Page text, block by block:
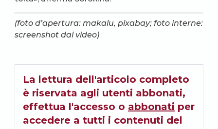
(foto d’apertura: makalu, pixabay; foto interne:
screenshot dal video)
La lettura dell'articolo completo
è riservata agli utenti abbonati,
effettua l'accesso o abbonati per
accedere a tutti i contenuti del